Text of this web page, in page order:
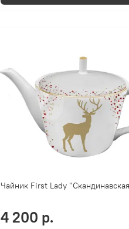
Чайник First Lady
4 200 р.